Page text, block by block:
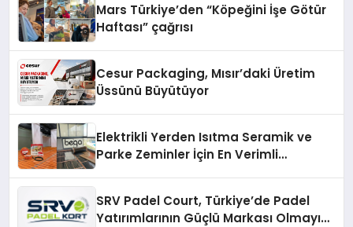
Mars Türkiye’den “Köpeğini İşe Götür
Haftası” çağrısı
Cesur Packaging, Mısır’daki Üretim
Üssünü Büyütüyor
Elektrikli Yerden Isıtma Seramik ve
Parke Zeminler İçin En Verimli
SRV Padel Court, Türkiye’de Padel
Yatırımlarının Güçlü Markası Olmayı